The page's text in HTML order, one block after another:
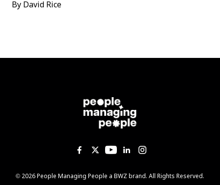
By David Rice
Like us on Facebook
Follow us on Twitter
Follow us on
Add us on
Follow us on
© 2026 People Managing People a BWZ Opens new window
brand. All Rights Reserved.